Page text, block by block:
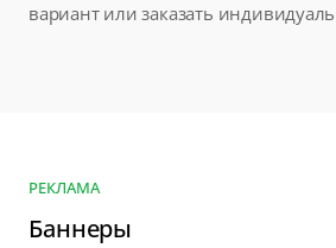
вариант или заказать
РЕКЛАМА
Баннеры